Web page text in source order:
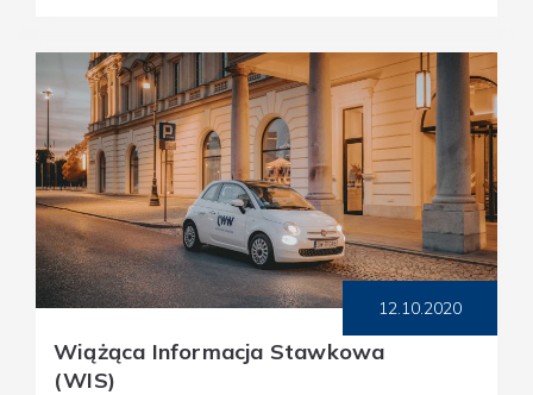
Wiążąca Informacja Stawkowa
(WIS)
12.10.2020